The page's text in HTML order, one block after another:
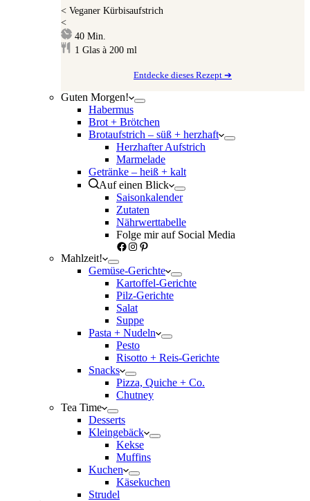
< Veganer Kürbisaufstrich
<
40Minuten
Min.
1 Glas à 200 ml
Entdecke dieses Rezept ➔
Guten Morgen!
Habermus
Brot + Brötchen
Brotaufstrich – süß + herzhaft
Herzhafter Aufstrich
Marmelade
Getränke – heiß + kalt
Auf einen Blick
Saisonkalender
Zutaten
Nährwerttabelle
Folge mir auf Social Media
Facebook
Instagram
Pinterest
Mahlzeit!
Gemüse-Gerichte
Kartoffel-Gerichte
Pilz-Gerichte
Salat
Suppe
Pasta + Nudeln
Pesto
Risotto + Reis-Gerichte
Snacks
Pizza, Quiche + Co.
Chutney
Tea Time
Desserts
Kleingebäck
Kekse
Muffins
Kuchen
Käsekuchen
Strudel